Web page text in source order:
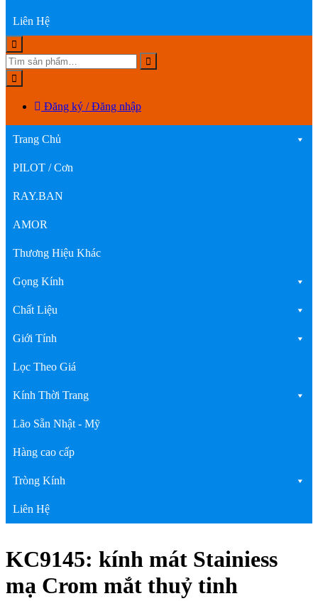
Liên Hệ
Đăng ký / Đăng nhập
Trang Chủ
PILOT / Cơn
RAY.BAN
AMOR
Thương Hiệu Khác
Gọng Kính
Chất Liệu
Giới Tính
Lọc Theo Giá
Kính Thời Trang
Lão Sẵn Nhật - Mỹ
Hàng cao cấp
Tròng Kính
Liên Hệ
KC9145: kính mát Stainiess
mạ Crom mắt thuỷ tinh